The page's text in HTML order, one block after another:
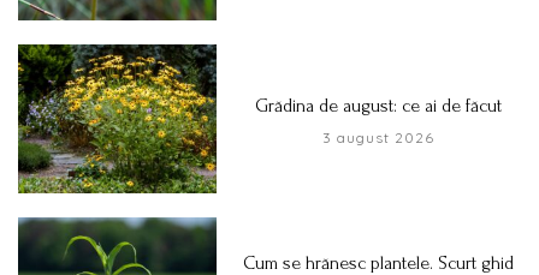
Grădina de august: ce ai de făcut
3 august 2026
Cum se hrănesc plantele. Scurt ghid